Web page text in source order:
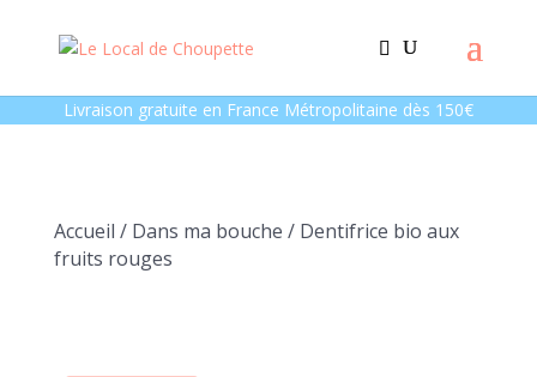
Livraison gratuite en France Métropolitaine dès 150€
Accueil / Dans ma bouche / Dentifrice bio aux
fruits rouges